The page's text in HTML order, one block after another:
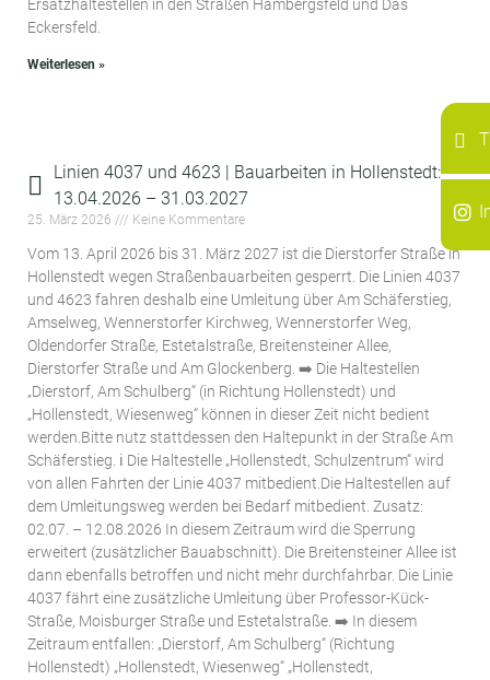
Ersatzhaltestellen in den Straßen Hambergsfeld und Das
Eckersfeld.
Weiterlesen »
Linien 4037 und 4623 | Bauarbeiten in Hollenstedt:
13.04.2026 – 31.03.2027
25. März 2026 Keine Kommentare
Vom 13. April 2026 bis 31. März 2027 ist die Dierstorfer Straße in
Hollenstedt wegen Straßenbauarbeiten gesperrt. Die Linien 4037
und 4623 fahren deshalb eine Umleitung über Am Schäferstieg,
Amselweg, Wennerstorfer Kirchweg, Wennerstorfer Weg,
Oldendorfer Straße, Estetalstraße, Breitensteiner Allee,
Dierstorfer Straße und Am Glockenberg. ➡️ Die Haltestellen
„Dierstorf, Am Schulberg“ (in Richtung Hollenstedt) und
„Hollenstedt, Wiesenweg“ können in dieser Zeit nicht bedient
werden.Bitte nutz stattdessen den Haltepunkt in der Straße Am
Schäferstieg. ℹ️ Die Haltestelle „Hollenstedt, Schulzentrum“ wird
von allen Fahrten der Linie 4037 mitbedient.Die Haltestellen auf
dem Umleitungsweg werden bei Bedarf mitbedient. Zusatz:
02.07. – 12.08.2026 In diesem Zeitraum wird die Sperrung
erweitert (zusätzlicher Bauabschnitt). Die Breitensteiner Allee ist
dann ebenfalls betroffen und nicht mehr durchfahrbar. Die Linie
4037 fährt eine zusätzliche Umleitung über Professor-Kück-
Straße, Moisburger Straße und Estetalstraße. ➡️ In diesem
Zeitraum entfallen: „Dierstorf, Am Schulberg“ (Richtung
Hollenstedt) „Hollenstedt, Wiesenweg“ „Hollenstedt,